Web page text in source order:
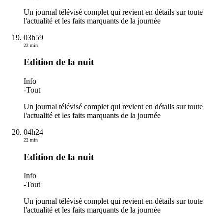
Un journal télévisé complet qui revient en détails sur toute
l'actualité et les faits marquants de la journée
03h59
22 min
Edition de la nuit
Info
-Tout
Un journal télévisé complet qui revient en détails sur toute
l'actualité et les faits marquants de la journée
04h24
22 min
Edition de la nuit
Info
-Tout
Un journal télévisé complet qui revient en détails sur toute
l'actualité et les faits marquants de la journée